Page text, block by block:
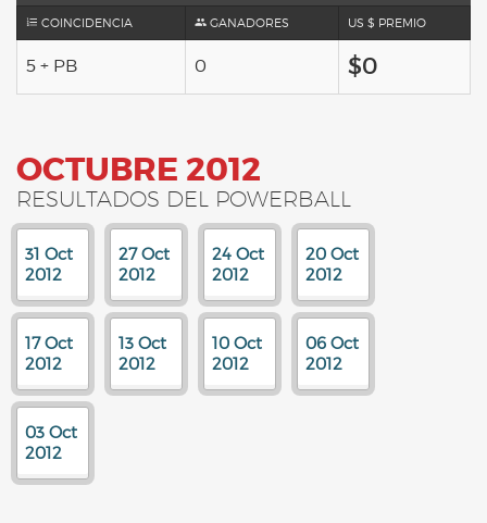
COINCIDENCIA GANADORES US $ PREMIO
5 + PB 0 $0
OCTUBRE 2012
RESULTADOS DEL POWERBALL
31 Oct
2012
27 Oct
2012
24 Oct
2012
20 Oct
2012
17 Oct
2012
13 Oct
2012
10 Oct
2012
06 Oct
2012
03 Oct
2012